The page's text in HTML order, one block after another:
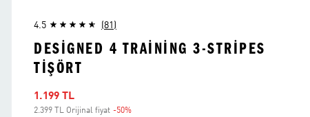
4.5 (81)
DESIGNED 4 TRAINING 3-STRIPES
TIŞÖRT
İndirimli fiyat
1.199 TL
2.399 TL Orijinal fiyat -50%